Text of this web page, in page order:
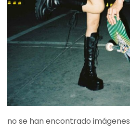
no se han encontrado imágenes